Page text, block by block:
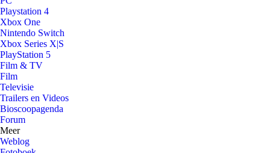
Playstation 4
Xbox One
Nintendo Switch
Xbox Series X|S
PlayStation 5
Film & TV
Film
Televisie
Trailers en Videos
Bioscoopagenda
Forum
Meer
Weblog